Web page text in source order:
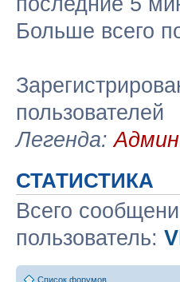
Больше всего
пользователей
Легенда:
СТАТИСТИКА
Всего
пользователь:
Список форумов